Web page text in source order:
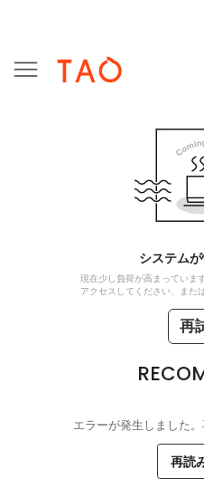
システム
現在少し負荷が高まっていま
アクセスしてください、また
再
エラーが発生しました
再読